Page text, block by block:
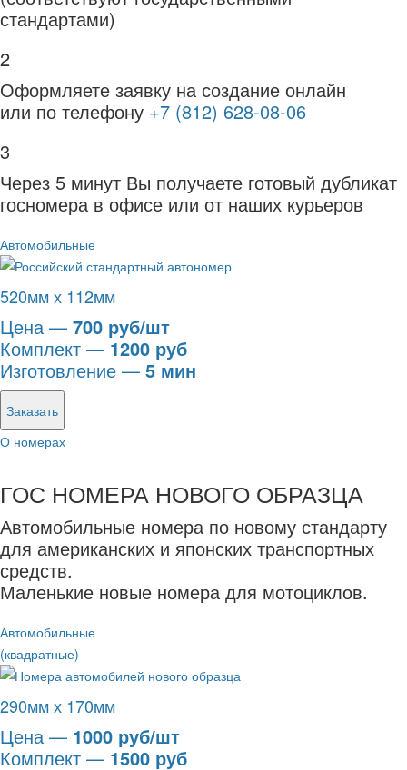
стандартами)
2
Оформляете заявку на создание онлайн
или по телефону +7 (812) 628-08-06
3
Через 5 минут Вы получаете готовый дубликат
госномера в офисе или от наших курьеров
Автомобильные
520мм х 112мм
Цена — 700 руб/шт
Комплект — 1200 руб
Изготовление — 5 мин
Заказать
О номерах
ГОС НОМЕРА НОВОГО ОБРАЗЦА
Автомобильные номера по новому стандарту
для американских и японских транспортных
средств.
Маленькие новые номера для мотоциклов.
Автомобильные
(квадратные)
290мм х 170мм
Цена — 1000 руб/шт
Комплект — 1500 руб